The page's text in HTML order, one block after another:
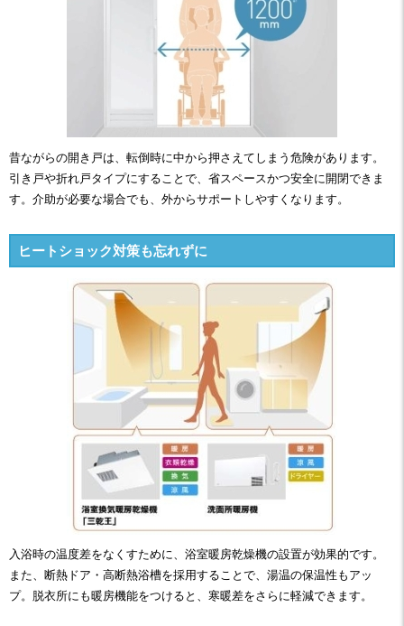
昔ながらの開き戸は、転倒時に中から押さえてしまう危険があります。
引き戸や折れ戸タイプにすることで、省スペースかつ安全に開閉できま
す。介助が必要な場合でも、外からサポートしやすくなります。
ヒートショック対策も忘れずに
入浴時の温度差をなくすために、浴室暖房乾燥機の設置が効果的です。
また、断熱ドア・高断熱浴槽を採用することで、湯温の保温性もアッ
プ。脱衣所にも暖房機能をつけると、寒暖差をさらに軽減できます。